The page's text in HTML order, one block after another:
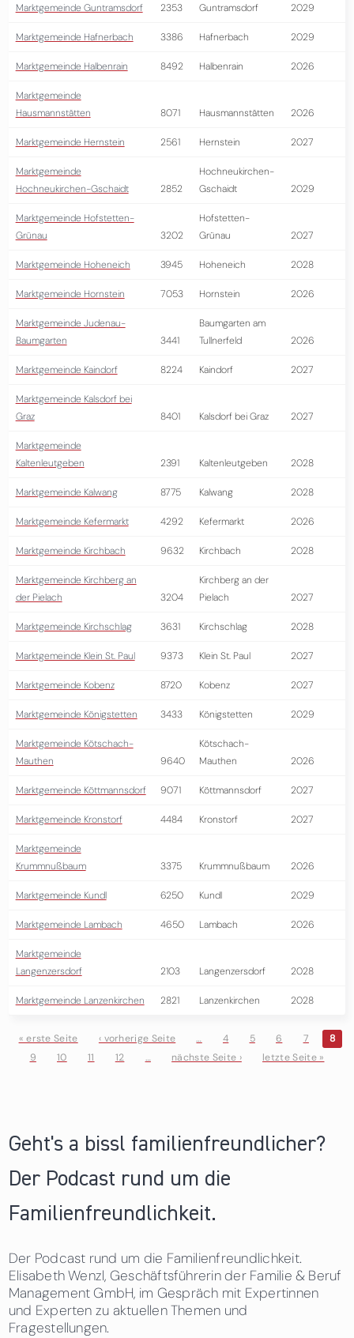
Marktgemeinde Guntramsdorf 2353 Guntramsdorf 2029
Marktgemeinde Hafnerbach 3386 Hafnerbach 2029
Marktgemeinde Halbenrain 8492 Halbenrain 2026
Marktgemeinde
Hausmannstätten
8071 Hausmannstätten 2026
Marktgemeinde Hernstein 2561 Hernstein 2027
Marktgemeinde
Hochneukirchen-Gschaidt
2852
Hochneukirchen-
Gschaidt
2029
Marktgemeinde Hofstetten-
Grünau
3202
Hofstetten-
Grünau
2027
Marktgemeinde Hoheneich 3945 Hoheneich 2028
Marktgemeinde Hornstein 7053 Hornstein 2026
Marktgemeinde Judenau-
Baumgarten
3441
Baumgarten am
Tullnerfeld
2026
Marktgemeinde Kaindorf 8224 Kaindorf 2027
Marktgemeinde Kalsdorf bei
Graz
8401 Kalsdorf bei Graz 2027
Marktgemeinde
Kaltenleutgeben
2391 Kaltenleutgeben 2028
Marktgemeinde Kalwang 8775 Kalwang 2028
Marktgemeinde Kefermarkt 4292 Kefermarkt 2026
Marktgemeinde Kirchbach 9632 Kirchbach 2028
Marktgemeinde Kirchberg an
der Pielach
3204
Kirchberg an der
Pielach
2027
Marktgemeinde Kirchschlag 3631 Kirchschlag 2028
Marktgemeinde Klein St. Paul 9373 Klein St. Paul 2027
Marktgemeinde Kobenz 8720 Kobenz 2027
Marktgemeinde Königstetten 3433 Königstetten 2029
Marktgemeinde Kötschach-
Mauthen
9640
Kötschach-
Mauthen
2026
Marktgemeinde Köttmannsdorf 9071 Köttmannsdorf 2027
Marktgemeinde Kronstorf 4484 Kronstorf 2027
Marktgemeinde
Krummnußbaum
3375 Krummnußbaum 2026
Marktgemeinde Kundl 6250 Kundl 2029
Marktgemeinde Lambach 4650 Lambach 2026
Marktgemeinde
Langenzersdorf
2103 Langenzersdorf 2028
Marktgemeinde Lanzenkirchen 2821 Lanzenkirchen 2028
Seiten
« erste Seite ‹ vorherige Seite … 4 5 6 7
8
9
10 11 12 … nächste Seite › letzte Seite »
Geht's a bissl familienfreundlicher?
Der Podcast rund um die
Familienfreundlichkeit.
Der Podcast rund um die Familienfreundlichkeit.
Elisabeth Wenzl, Geschäftsführerin der Familie & Beruf
Management GmbH, im Gespräch mit Expertinnen
und Experten zu aktuellen Themen und
Fragestellungen.